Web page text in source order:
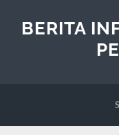
BERITA